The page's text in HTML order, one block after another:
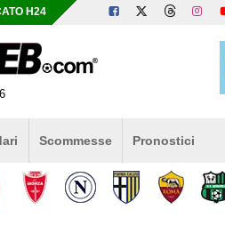
H24
Scommesse Pronostici